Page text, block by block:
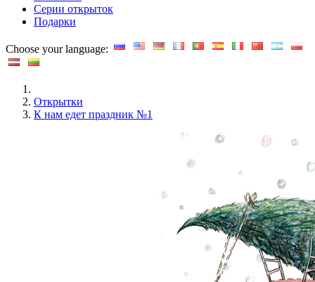
Серии открыток
Подарки
Choose your language:
Открытки
К нам едет праздник №1